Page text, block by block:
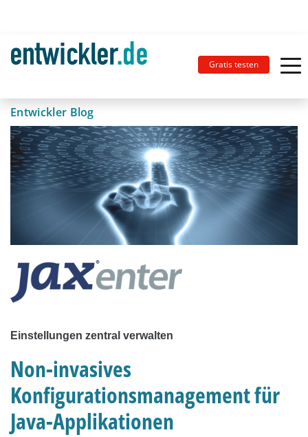
Gratis testen
Entwickler Blog
Einstellungen zentral verwalten
Non-invasives
Konfigurationsmanagement für
Java-Applikationen